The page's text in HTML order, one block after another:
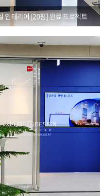
인테리어 [20평] 완료 프로젝트
산업센터 사무실 [700평]